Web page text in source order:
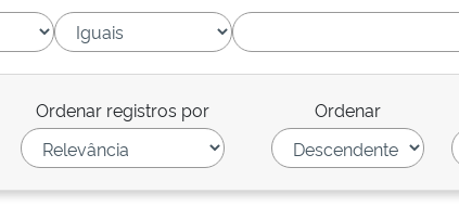
Ordenar registros por Ordenar